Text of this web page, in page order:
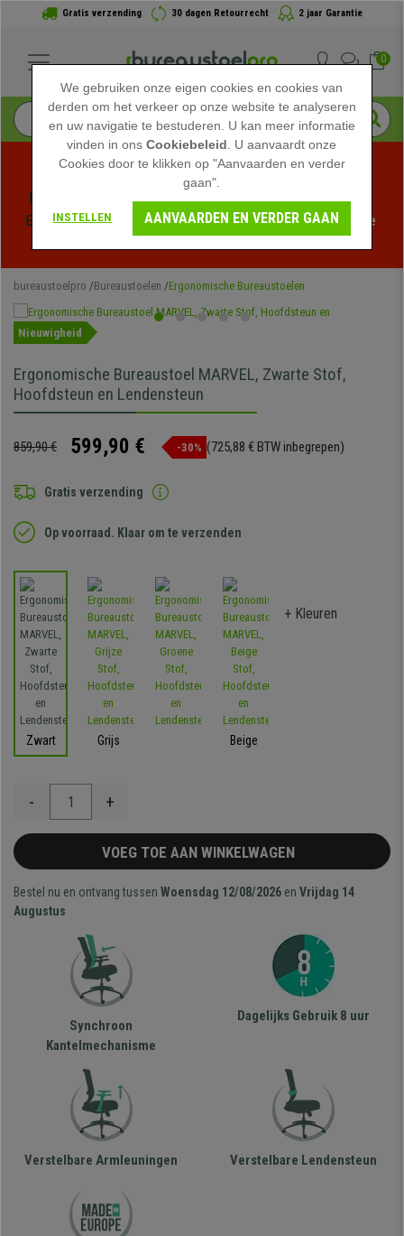
Gratis verzending 30 dagen Retourrecht 2 jaar Garantie
0
Profiteer van de Zomeruitverkoop bij bureaustoelpro!
Exclusieve kortingen voor een beperkte tijd - Bekijk de
bureaustoelpro Bureaustoelen Ergonomische Bureaustoelen
Nieuwigheid
Ergonomische Bureaustoel MARVEL, Zwarte Stof,
Hoofdsteun en Lendensteun
859,90 € 599,90 € -30% (725,88 € BTW inbegrepen)
Gratis verzending
Op voorraad. Klaar om te verzenden
Zwart Grijs Beige
+ Kleuren
- +
VOEG TOE AAN WINKELWAGEN
Bestel nu en ontvang tussen Woensdag 12/08/2026 en Vrijdag 14
Augustus
Synchroon
Kantelmechanisme
Dagelijks Gebruik 8 uur
Verstelbare Armleuningen Verstelbare Lendensteun
We gebruiken onze eigen cookies en cookies van
derden om het verkeer op onze website te analyseren
en uw navigatie te bestuderen. U kan meer informatie
vinden in onsCookiebeleid . U aanvaardt onze
Cookies door te klikken op "Aanvaarden en verder
gaan".
INSTELLEN AANVAARDEN EN VERDER GAAN